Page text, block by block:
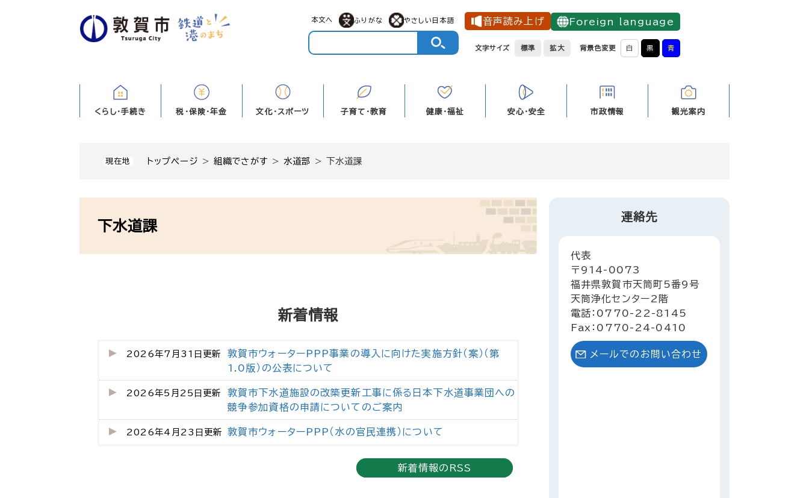
本文へ ふりがな やさしい日本語 音声読み上げ Foreign language
文字サイズ 標準 拡大 背景色変更 白 黒 青
くらし・手続き 税・保険・年金 文化・スポーツ 子育て・教育 健康・福祉 安心・安全 市政情報 観光案内
現在地 トップページ >組織でさがす >水道部 > 下水道課
下水道課
新着情報
2026年7月31日更新
敦賀市ウォーターPPP事業の導入に向けた実施方針（案）（第
1.0版）の公表について
2026年5月25日更新
敦賀市下水道施設の改築更新工事に係る日本下水道事業団への
競争参加資格の申請についてのご案内
2026年4月23日更新 敦賀市ウォーターPPP（水の官民連携）について
新着情報のRSS
連絡先
代表
〒914-0073
福井県敦賀市天筒町5番9号
天筒浄化センター2階
電話：0770-22-8145
Fax：0770-24-0410
メールでのお問い合わせ